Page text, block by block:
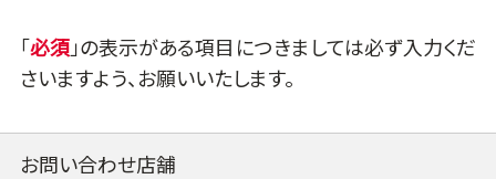
「
」の表示がある項目につきましては必ず入力くだ
さいますよう、お願いいたします。
お問い合わせ店舗